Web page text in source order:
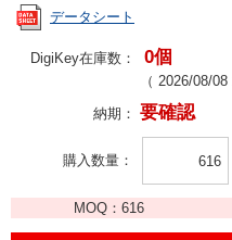
データシート
DigiKey在庫数： 0個
（ 2026/08/08
納期： 要確認
購入数量
MOQ：616